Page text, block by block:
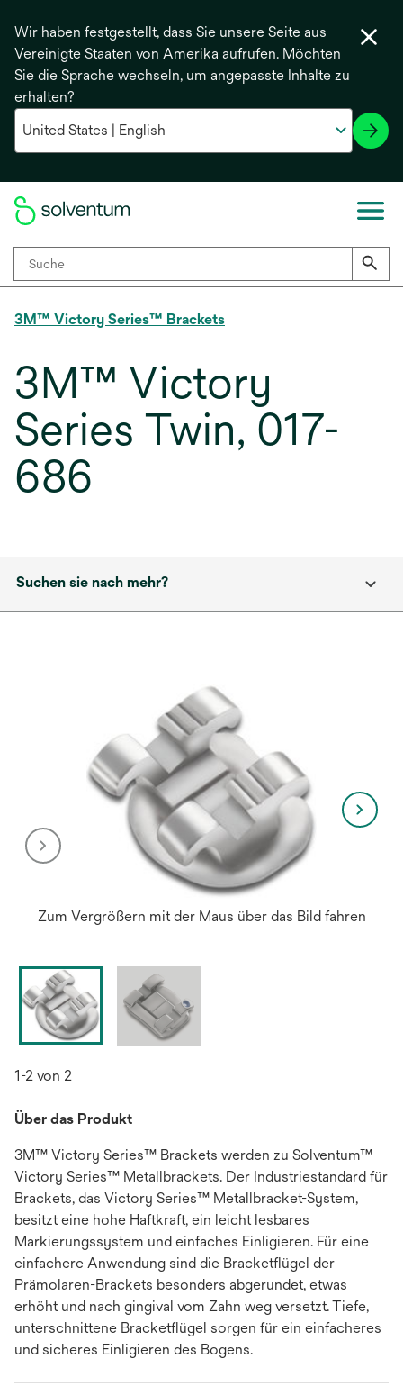
Wir haben festgestellt, dass Sie unsere Seite aus
Vereinigte Staaten von Amerika aufrufen. Möchten
Sie die Sprache wechseln, um angepasste Inhalte zu
erhalten?
3M™ Victory Series™ Brackets
3M™ Victory
Series Twin, 017-
686
Suchen sie nach mehr?
Zum Vergrößern mit der Maus über das Bild fahren
1-2 von 2
Über das Produkt
3M™ Victory Series™ Brackets werden zu Solventum™
Victory Series™ Metallbrackets. Der Industriestandard für
Brackets, das Victory Series™ Metallbracket-System,
besitzt eine hohe Haftkraft, ein leicht lesbares
Markierungssystem und einfaches Einligieren. Für eine
einfachere Anwendung sind die Bracketflügel der
Prämolaren-Brackets besonders abgerundet, etwas
erhöht und nach gingival vom Zahn weg versetzt. Tiefe,
unterschnittene Bracketflügel sorgen für ein einfacheres
und sicheres Einligieren des Bogens.